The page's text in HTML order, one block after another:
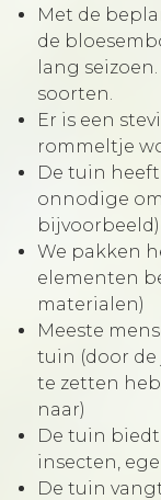
Met de
de
lang
soorten.
Er is een
rommeltje
De tuin
onnodige
bijvoorbeeld)
We pakken
elementen
materialen)
Meeste
tuin (door
te zetten
naar)
De tuin
insecten,
De tuin